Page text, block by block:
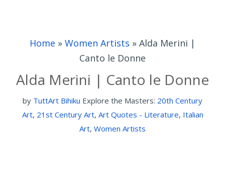
Home » Women Artists » Alda Merini |
Canto le Donne
Alda Merini | Canto le Donne
by TuttArt Bihiku Explore the Masters: 20th Century
Art, 21st Century Art, Art Quotes - Literature, Italian
Art, Women Artists